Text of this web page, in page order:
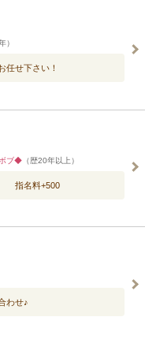
）
任せ下さい！
ブ◆ （歴20年以上）
指名料+500
わせ♪